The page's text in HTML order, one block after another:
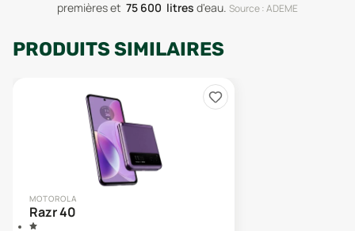
premièreset 75 600 litres d'eau. Source : ADEME
PRODUITS SIMILAIRES
MOTOROLA
Razr 40